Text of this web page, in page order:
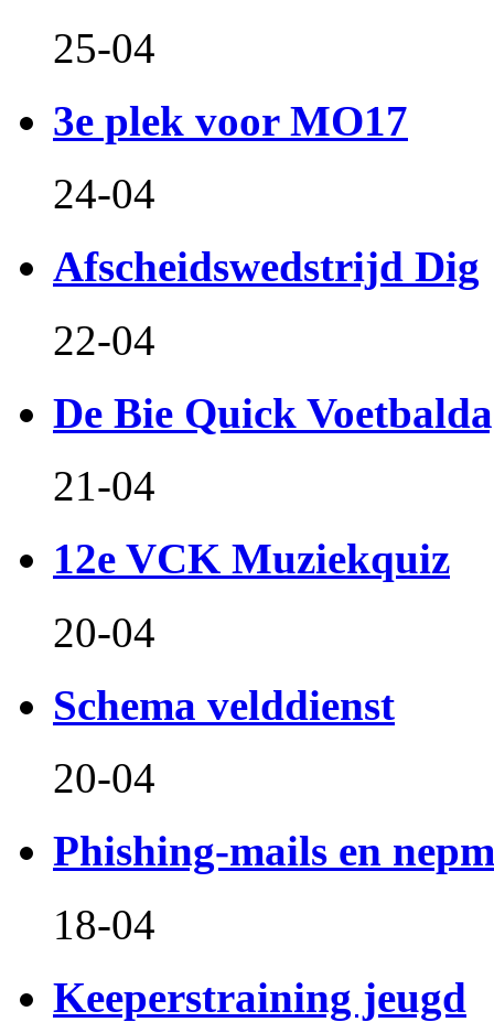
25-04
3e plek voor MO17
24-04
Afscheidswedstrijd Dig
22-04
De Bie Quick
21-04
12e VCK Muziekquiz
20-04
Schema velddienst
20-04
Phishing-mails en
18-04
Keeperstraining jeugd